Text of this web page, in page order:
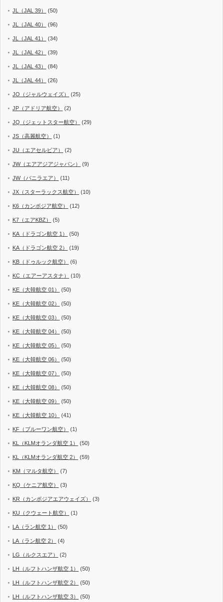
JL（JAL 39） (50)
JL（JAL 40） (96)
JL（JAL 41） (34)
JL（JAL 42） (39)
JL（JAL 43） (84)
JL（JAL 44） (26)
JO（ジャルウェイズ） (25)
JP（アドリア航空） (2)
JQ（ジェットスター航空） (29)
JS（高麗航空） (1)
JU（エアセルビア） (2)
JW（エアアジアジャパン） (9)
JW（バニラエア） (11)
JX（スターラックス航空） (10)
K6（カンボジア航空） (12)
K7（エアKBZ） (5)
KA（ドラゴン航空 1） (50)
KA（ドラゴン航空 2） (19)
KB（ドゥルック航空） (6)
KC（エアーアスタナ） (10)
KE（大韓航空 01） (50)
KE（大韓航空 02） (50)
KE（大韓航空 03） (50)
KE（大韓航空 04） (50)
KE（大韓航空 05） (50)
KE（大韓航空 06） (50)
KE（大韓航空 07） (50)
KE（大韓航空 08） (50)
KE（大韓航空 09） (50)
KE（大韓航空 10） (41)
KF（ブルーワン航空） (1)
KL（KLMオランダ航空 1） (50)
KL（KLMオランダ航空 2） (59)
KM（マルタ航空） (7)
KQ（ケニア航空） (3)
KR（カンボジアエアウェイズ） (3)
KU（クウェート航空） (1)
LA（ラン航空 1） (50)
LA（ラン航空 2） (4)
LG（ルクスエア） (2)
LH（ルフトハンザ航空 1） (50)
LH（ルフトハンザ航空 2） (50)
LH（ルフトハンザ航空 3） (50)